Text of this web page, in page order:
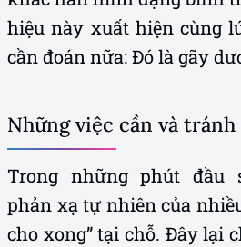
hiệu này xuất hiện cùng
cần đoán nữa: Đó là gãy
Những việc cần và tránh
Trong những phút đầu
phản xạ tự nhiên của
cho xong” tại chỗ. Đây lại